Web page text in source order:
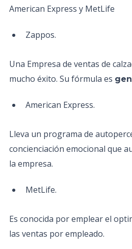
American Express y MetLife ​
Zappos.
Una Empresa de ventas de
mucho éxito. Su fórmula es
American Express.
Lleva un programa de
concienciación emocional que
la empresa.
MetLife.
Es conocida por emplear el
las ventas por empleado.